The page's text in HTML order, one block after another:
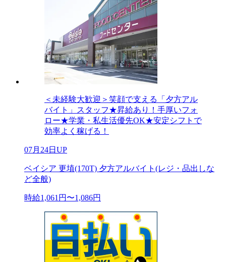
＜未経験大歓迎＞笑顔で支える「夕方アル
バイト」スタッフ★昇給あり！手厚いフォ
ロー★学業・私生活優先OK★安定シフトで
効率よく稼げる！
07月24日UP
ベイシア 更埴(170T) 夕方アルバイト(レジ・品出しな
ど全般)
時給1,061円〜1,086円